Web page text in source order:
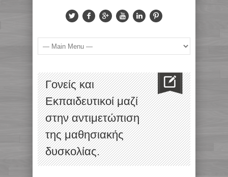
Γονείς και
Εκπαιδευτικοί μαζί
στην αντιμετώπιση
της μαθησιακής
δυσκολίας.